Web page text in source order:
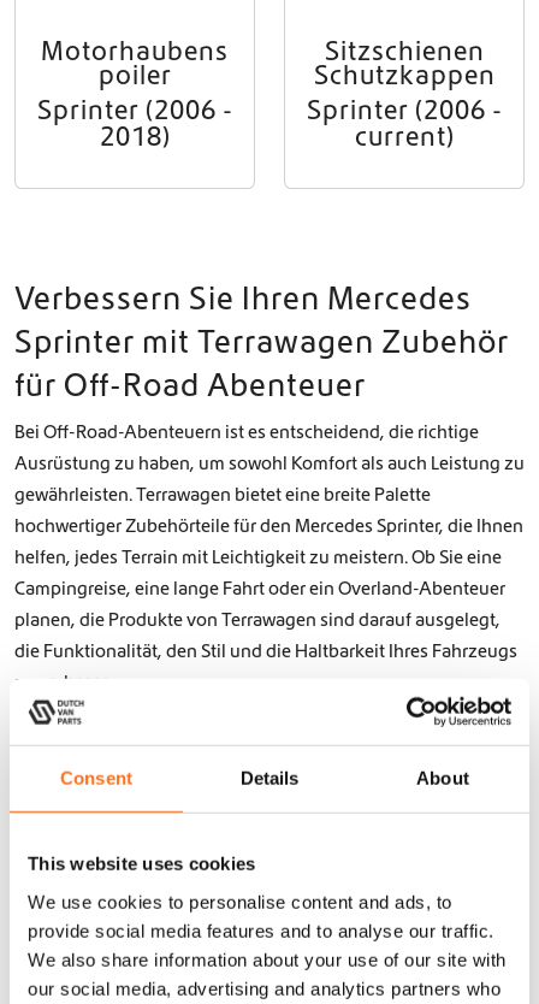
Consent Details About
This website uses cookies
We use cookies to personalise content and ads, to
provide social media features and to analyse our traffic.
We also share information about your use of our site with
our social media, advertising and analytics partners who
Motorhaubens
poiler
Sprinter (2006 -
2018)
Sitzschienen
Schutzkappen
Sprinter (2006 -
current)
Verbessern Sie Ihren Mercedes
Sprinter mit Terrawagen Zubehör
für Off-Road Abenteuer
Bei Off-Road-Abenteuern ist es entscheidend, die richtige
Ausrüstung zu haben, um sowohl Komfort als auch Leistung zu
gewährleisten. Terrawagen bietet eine breite Palette
hochwertiger Zubehörteile für den Mercedes Sprinter, die Ihnen
helfen, jedes Terrain mit Leichtigkeit zu meistern. Ob Sie eine
Campingreise, eine lange Fahrt oder ein Overland-Abenteuer
planen, die Produkte von Terrawagen sind darauf ausgelegt,
die Funktionalität, den Stil und die Haltbarkeit Ihres Fahrzeugs
zu verbessern.
Terrawagen bietet eine Vielzahl von Off-Road-Utensilien wie
härtesten Bedingungen standzuhalten. Wenn Sie mit Ihrem
extremes Wetter fahren, bieten Terrawagen-Zubehörteile den
Schutz und die Leistung, die Sie benötigen. Ihre robuste
Bauweise stellt sicher, dass Ihr Fahrzeug selbst die